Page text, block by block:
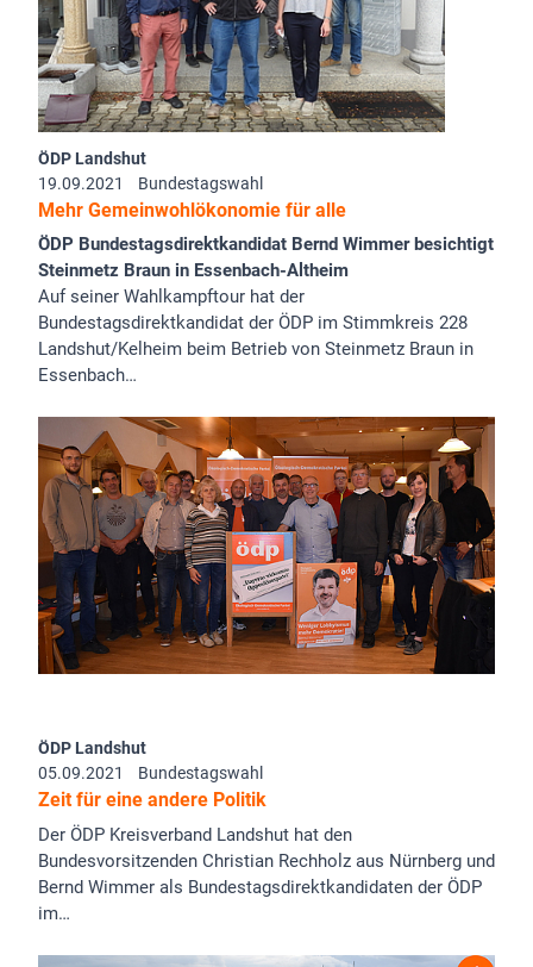
ÖDP Landshut
19.09.2021
Bundestagswahl
Mehr Gemeinwohlökonomie für alle
ÖDP Bundestagsdirektkandidat Bernd Wimmer besichtigt
Steinmetz Braun in Essenbach-Altheim
Auf seiner Wahlkampftour hat der
Bundestagsdirektkandidat der ÖDP im Stimmkreis 228
Landshut/Kelheim beim Betrieb von Steinmetz Braun in
Essenbach…
ÖDP Landshut
05.09.2021
Bundestagswahl
Zeit für eine andere Politik
Der ÖDP Kreisverband Landshut hat den
Bundesvorsitzenden Christian Rechholz aus Nürnberg und
Bernd Wimmer als Bundestagsdirektkandidaten der ÖDP
im…